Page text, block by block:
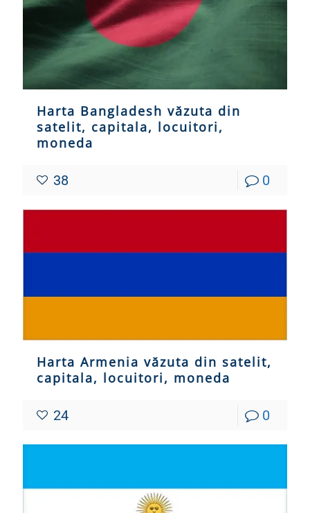
Harta Bangladesh văzuta din
satelit, capitala, locuitori,
moneda
38 0
Harta Armenia văzuta din satelit,
capitala, locuitori, moneda
24 0